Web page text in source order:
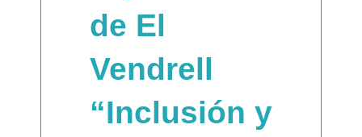
de El
Vendrell
“Inclusión y